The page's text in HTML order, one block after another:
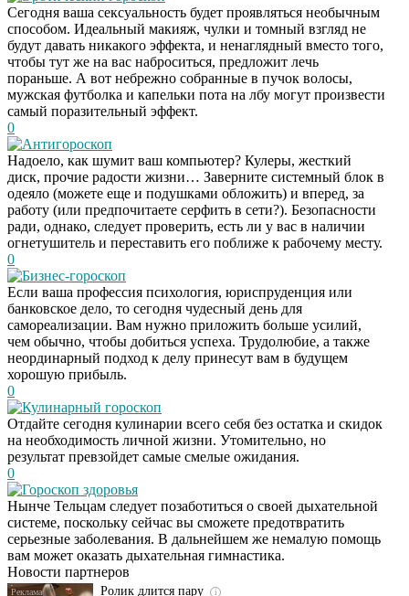
Сегодня ваша сексуальность будет проявляться необычным
способом. Идеальный макияж, чулки и томный взгляд не
будут давать никакого эффекта, и ненаглядный вместо того,
чтобы тут же на вас наброситься, предложит лечь
пораньше. А вот небрежно собранные в пучок волосы,
мужская футболка и капельки пота на лбу могут произвести
самый поразительный эффект.
0
Антигороскоп
Надоело, как шумит ваш компьютер? Кулеры, жесткий
диск, прочие радости жизни… Заверните системный блок в
одеяло (можете еще и подушками обложить) и вперед, за
работу (или предпочитаете серфить в сети?). Безопасности
ради, однако, следует проверить, есть ли у вас в наличии
огнетушитель и переставить его поближе к рабочему месту.
0
Бизнес-гороскоп
Если ваша профессия психология, юриспруденция или
банковское дело, то сегодня чудесный день для
самореализации. Вам нужно приложить больше усилий,
чем обычно, чтобы добиться успеха. Трудолюбие, а также
неординарный подход к делу принесут вам в будущем
хорошую прибыль.
0
Кулинарный гороскоп
Отдайте сегодня кулинарии всего себя без остатка и скидок
на необходимость личной жизни. Утомительно, но
результат превзойдет самые смелые ожидания.
0
Гороскоп здоровья
Нынче Тельцам следует позаботиться о своей дыхательной
системе, поскольку сейчас вы сможете предотвратить
серьезные заболевания. В дальнейшем же немалую помощь
вам может оказать дыхательная гимнастика.
Новости партнеров
Этот танец невесты
оставит вас без слов!
Пересмотрела 10 раз
i
Ролик длится пару